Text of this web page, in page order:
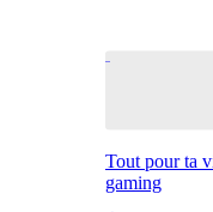
Tout pour ta
gaming